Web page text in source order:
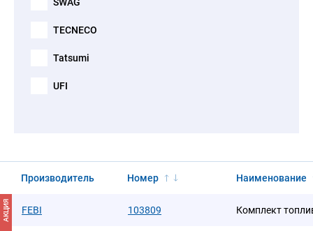
TECNECO
Tatsumi
UFI
Производитель Номер Наименование
АКЦИЯ FEBI 103809 Комплект